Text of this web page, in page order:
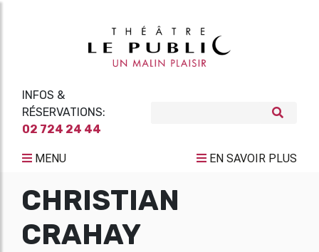
INFOS &
RÉSERVATIONS:
02 724 24 44
MENU EN SAVOIR PLUS
CHRISTIAN
CRAHAY